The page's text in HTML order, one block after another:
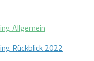
Allgemein
Rückblick 2022